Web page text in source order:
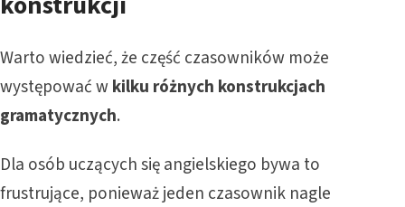
Warto wiedzieć, że część czasowników może
występować wkilku różnych konstrukcjach
gramatycznych.
Dla osób uczących się angielskiego bywa to
frustrujące, ponieważ jeden czasownik nagle